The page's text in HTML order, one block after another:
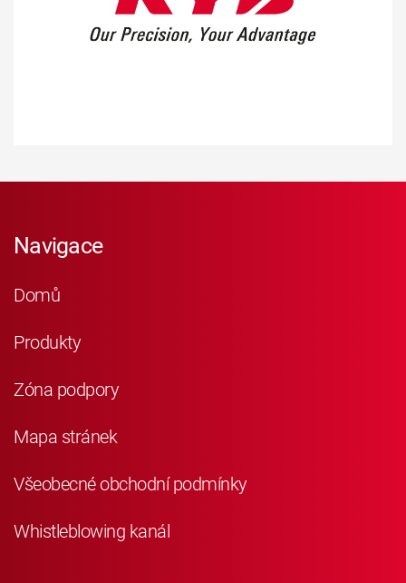
Navigace
Domů
Produkty
Zóna podpory
Mapa stránek
Všeobecné obchodní podmínky
Whistleblowing kanál